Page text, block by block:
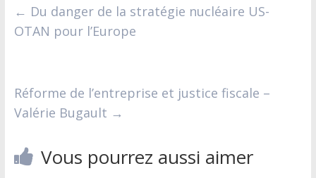
← Du danger de la stratégie nucléaire US-
OTAN pour l’Europe
Réforme de l’entreprise et justice fiscale –
Valérie Bugault →
Vous pourrez aussi aimer